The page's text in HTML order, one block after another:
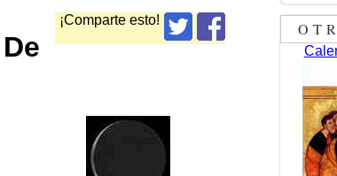
¡Comparte esto!